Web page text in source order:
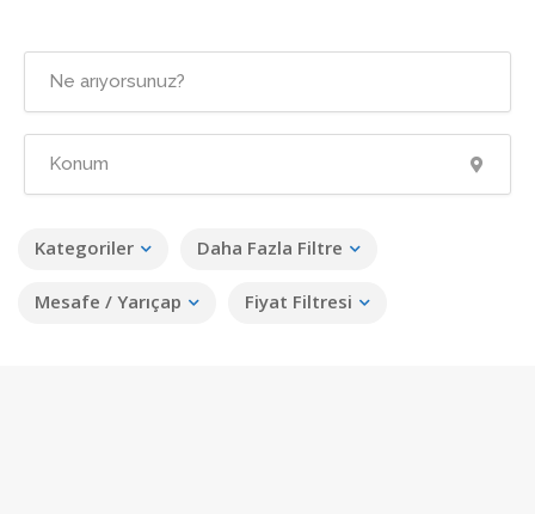
Kategoriler Daha Fazla Filtre
Mesafe / Yarıçap Fiyat Filtresi